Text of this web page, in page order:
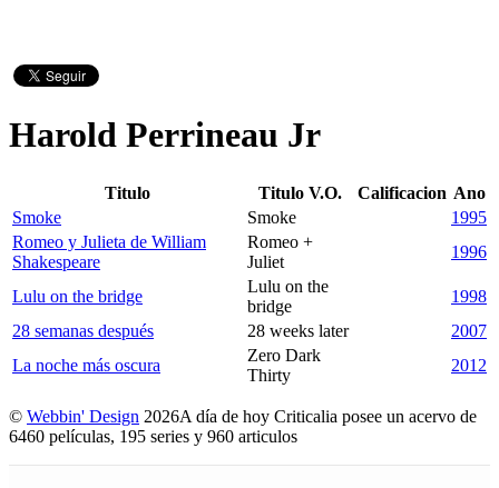
Harold Perrineau Jr
Titulo Titulo V.O. Calificacion Ano
Smoke
Smoke
1995
Romeo y Julieta de William
Shakespeare
Romeo +
Juliet
1996
Lulu on the bridge
Lulu on the
bridge
1998
28 semanas después
28 weeks later
2007
La noche más oscura
Zero Dark
Thirty
2012
© Webbin' Design 2026A día de hoy Criticalia posee un acervo de
6460 películas, 195 series y 960 articulos